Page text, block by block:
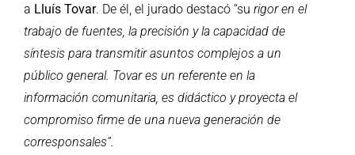
a Lluís Tovar. De él, el jurado destacó “su rigor en el
trabajo de fuentes, la precisión y la capacidad de
síntesis para transmitir asuntos complejos a un
público general. Tovar es un referente en la
información comunitaria, es didáctico y proyecta el
compromiso firme de una nueva generación de
corresponsales”.